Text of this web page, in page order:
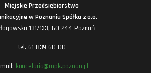
Miejskie Przedsiębiorstwo
w Poznaniu Spółka z o.o.
131/133, 60-244 Poznań
tel. 61 839 60 00
kancelaria@mpk.poznan.pl